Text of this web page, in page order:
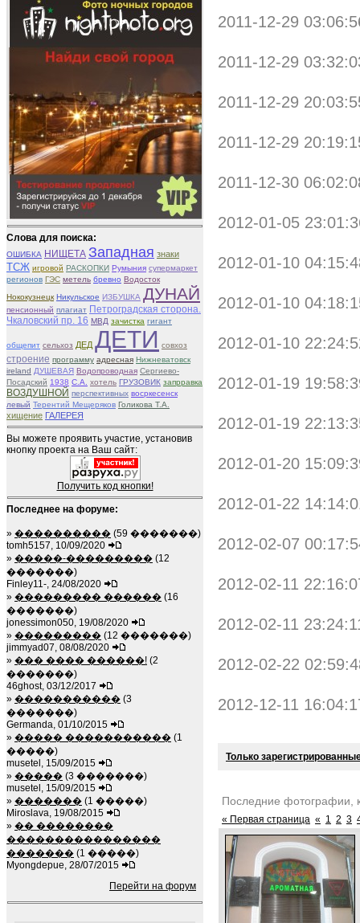
Слова для поиска:
ОШИБКА НИЩЕТА Западная знаки
ТСЖ игровой РАСКОПКИ Румыния супермаркет
регионов ГЭС метель бревно Водосток
Нококузнецк Никульское ИЗБУШКА ДУНАЙ
пенсионный плагиат Петроградская сторона.
Чкаловский пр. 16 МВД зачистка гигант
общепит сельхоз ДЕД ДЕТИ совхоз
строение программу адресная Нижневатовск
ireland ДУШЕВАЯ Водопроводная Сергиево-
Посадский 1938 С.А. хотель ГРУЗОВИК запрравка
ВОЗДУШНОЙ перспективных восркесенск
левый Терентий Мещеряков Голикова Т.А.
хищение ГАЛЕРЕЯ
Вы можете проявить участие, установив
кнопку проекта на Ваш сайт:
Получить код кнопки!
Последнее на форуме:
» ���������� (59 �������)
tomh5157, 10/09/2020
» �����-��������� (12
�������)
Finley11-, 24/08/2020
» ��������� ������ (16
�������)
jonessimon050, 19/08/2020
» ��������� (12 �������)
jimmyad07, 08/08/2020
» ��� ���� ������! (2
�������)
46ghost, 03/12/2017
» ����������� (3
�������)
Germanda, 01/10/2015
» ����� ����������� (1
�����)
musetel, 15/09/2015
» ����� (3 �������)
musetel, 15/09/2015
» ������� (1 �����)
Miroslava, 19/08/2015
» �� ��������
����������������
������� (1 �����)
Myongdepue, 28/07/2015
Перейти на форум
2011-12-29
2011-12-29
2011-12-29
2011-12-29
2011-12-30
2012-01-05
2012-01-10
2012-01-10
2012-01-10
2012-01-19
2012-01-19
2012-01-20
2012-01-22
2012-02-07
2012-02-11
2012-02-11
2012-02-22
2012-12-11
Только
Последние фотографии,
« Первая страница « 1 2 3